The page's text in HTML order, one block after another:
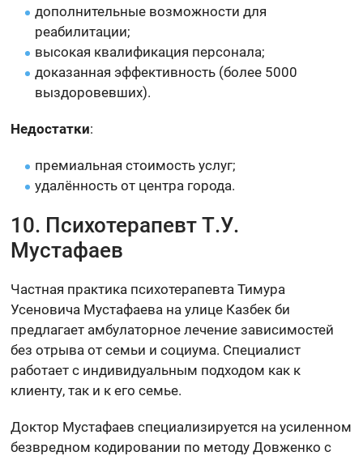
дополнительные возможности для
реабилитации;
высокая квалификация персонала;
доказанная эффективность (более 5000
выздоровевших).
Недостатки:
премиальная стоимость услуг;
удалённость от центра города.
10. Психотерапевт Т.У.
Мустафаев
Частная практика психотерапевта Тимура
Усеновича Мустафаева на улице Казбек би
предлагает амбулаторное лечение зависимостей
без отрыва от семьи и социума. Специалист
работает с индивидуальным подходом как к
клиенту, так и к его семье.
Доктор Мустафаев специализируется на усиленном
безвредном кодировании по методу Довженко с